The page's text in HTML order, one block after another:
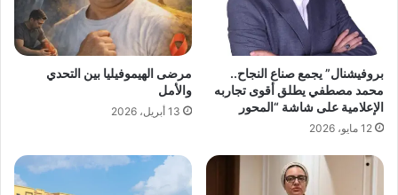
بروفيشنال” يجمع صناع النجاح..
محمد مصطفي يطلق أقوى تجاربه
الإعلامية على شاشة “المحور
12 مايو، 2026
مرضى الهيموفيليا بين التحدي
والأمل
13 أبريل، 2026